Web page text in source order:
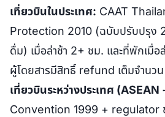
เที่ยวบินในประเทศ: CAAT
Protection 2010 (ฉบับปรับปรุง
ดื่ม) เมื่อล่าช้า 2+ ชม. และที่พักเมื่
ผู้โดยสารมีสิทธิ์ refund เต็มจำนวน
เที่ยวบินระหว่างประเทศ (ASEAN
Convention 1999 + regulator